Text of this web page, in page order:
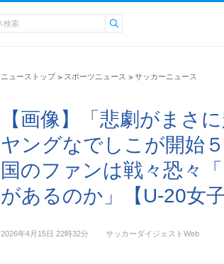
ニューストップ > スポーツニュース > サッカーニュース
【画像】「悲劇がまさ
ヤングなでしこが開始
国のファンは戦々恐々
があるのか」【U-20女
2026年4月15日 22時32分 サッカーダイジェストWeb